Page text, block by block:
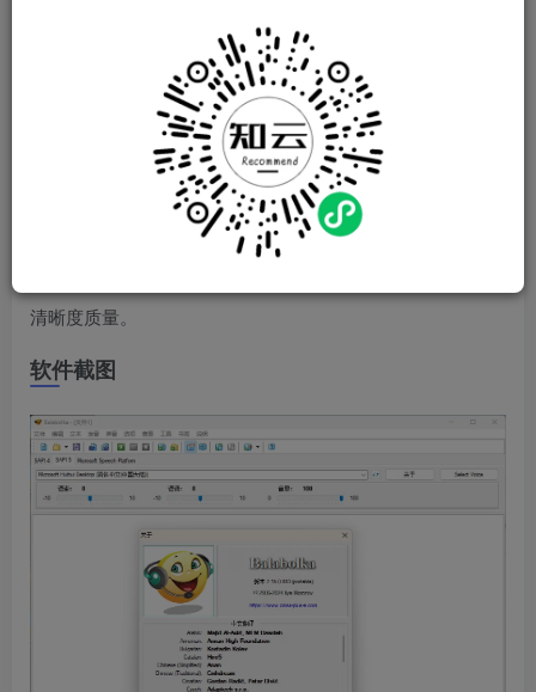
Balabolka是文本到语音（TTS）的计划。全部电脑声音系统
上安装可供Balabolka；屏幕上的文字可以被保存为一个
WAV，MP3播放，OGG或者WMA文件；该软件可以读取剪
贴板的内容，查看来自商务部，RTF格式，PDF格式，的
ODT，FB2和HTML文件，文本自定义字体和背景颜色，控
制从系统托盘阅读或受全球热键；Balabolka使用微软的语音
API（SAPI中）的各种版本，它可以改变语音的参数，包括
清晰度质量。
软件截图